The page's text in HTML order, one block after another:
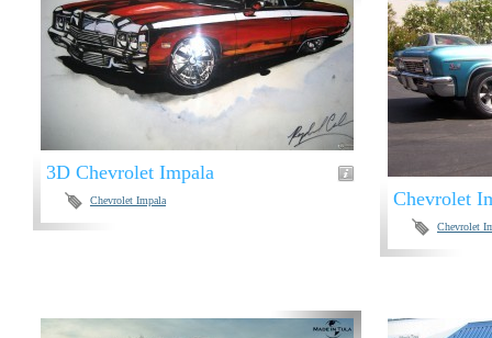
3D Chevrolet Impala
Chevrolet Impala Chevrolet
Chevrolet